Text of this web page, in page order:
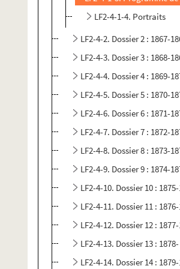
LF2-4-1-4. Portraits
LF2-4-2. Dossier 2 : 1867-
LF2-4-3. Dossier 3 : 1868-
LF2-4-4. Dossier 4 : 1869-
LF2-4-5. Dossier 5 : 1870-
LF2-4-6. Dossier 6 : 1871-
LF2-4-7. Dossier 7 : 1872-
LF2-4-8. Dossier 8 : 1873-
LF2-4-9. Dossier 9 : 1874-
LF2-4-10. Dossier 10 :
LF2-4-11. Dossier 11 :
LF2-4-12. Dossier 12 :
LF2-4-13. Dossier 13 :
LF2-4-14. Dossier 14 :